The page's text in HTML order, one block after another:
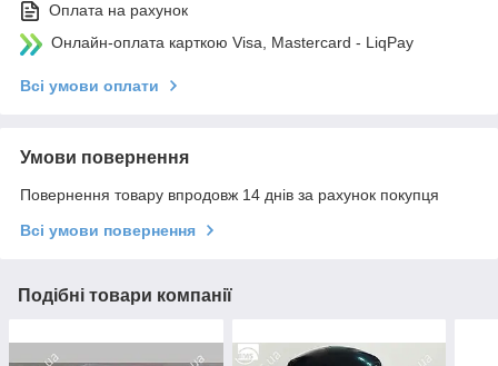
Оплата на рахунок
Онлайн-оплата карткою Visa, Mastercard - LiqPay
Всі умови оплати
Умови повернення
Повернення товару впродовж 14 днів за рахунок покупця
Всі умови повернення
Подібні товари компанії